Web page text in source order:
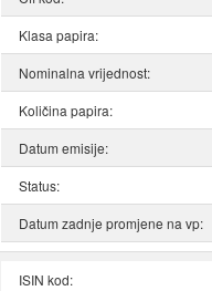
Klasa papira:
Nominalna vrijednost:
Količina papira:
Datum emisije:
Status:
Datum zadnje promjene na vp:
ISIN kod: